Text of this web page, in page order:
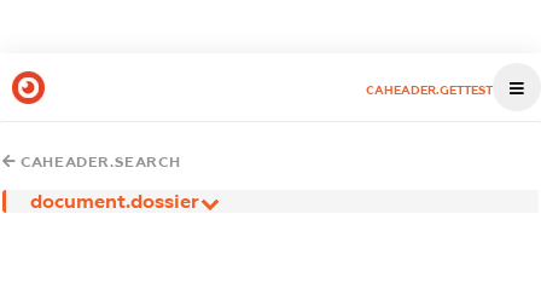
CAHEADER.GETTEST
CAHEADER.SEARCH
document.dossier